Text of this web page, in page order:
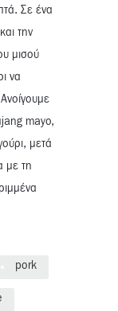
Σε ένα
την
μισού
να
mayo,
μετά
με τη
pork